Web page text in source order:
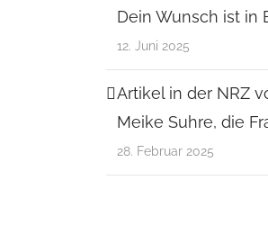
Dein Wunsch ist in
12. Juni 2025
Artikel in der NRZ
Meike Suhre, die
28. Februar 2025